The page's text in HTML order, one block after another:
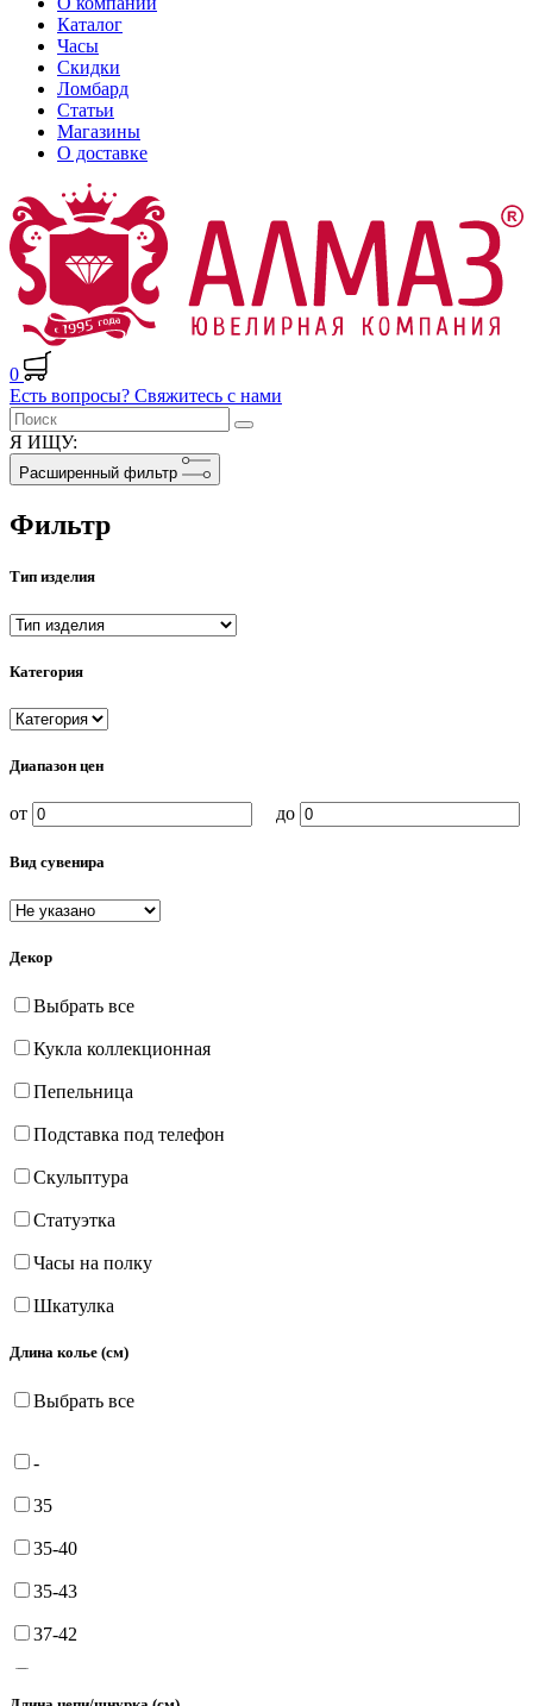
Каталог
Часы
Скидки
Ломбард
Статьи
Магазины
О доставке
0
Есть вопросы? Свяжитесь с нами
Я ИЩУ:
Расширенный фильтр
Фильтр
Тип изделия
Категория
Диапазон цен
от до
Вид сувенира
Декор
Выбрать все
Кукла коллекционная
Пепельница
Подставка под телефон
Скульптура
Статуэтка
Часы на полку
Шкатулка
Длина колье (см)
Выбрать все
-
35
35-40
35-43
37-42